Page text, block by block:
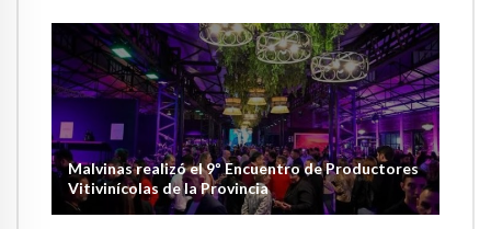
Malvinas realizó el 9º Encuentro de Productores
Vitivinícolas de la Provincia